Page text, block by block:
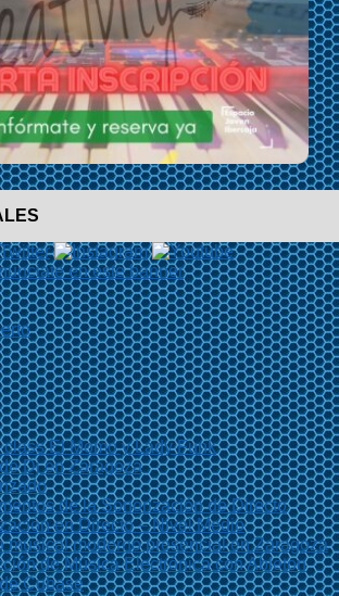
class El Momo y Lady Funk
Dj en Zaragoza
de la Sonorización de Directo
en Directo – Nivel Medio
musical moderno presencial en Zaragoza
de Música Electrónica con Ableton
Cubase